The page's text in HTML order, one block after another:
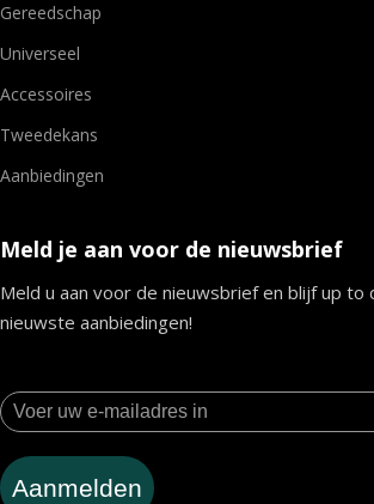
Gereedschap
Universeel
Accessoires
Tweedekans
Aanbiedingen
Meld je aan voor de nieuwsbrief
Meld u aan voor de nieuwsbrief en blijf up to
nieuwste aanbiedingen!
Aanmelden